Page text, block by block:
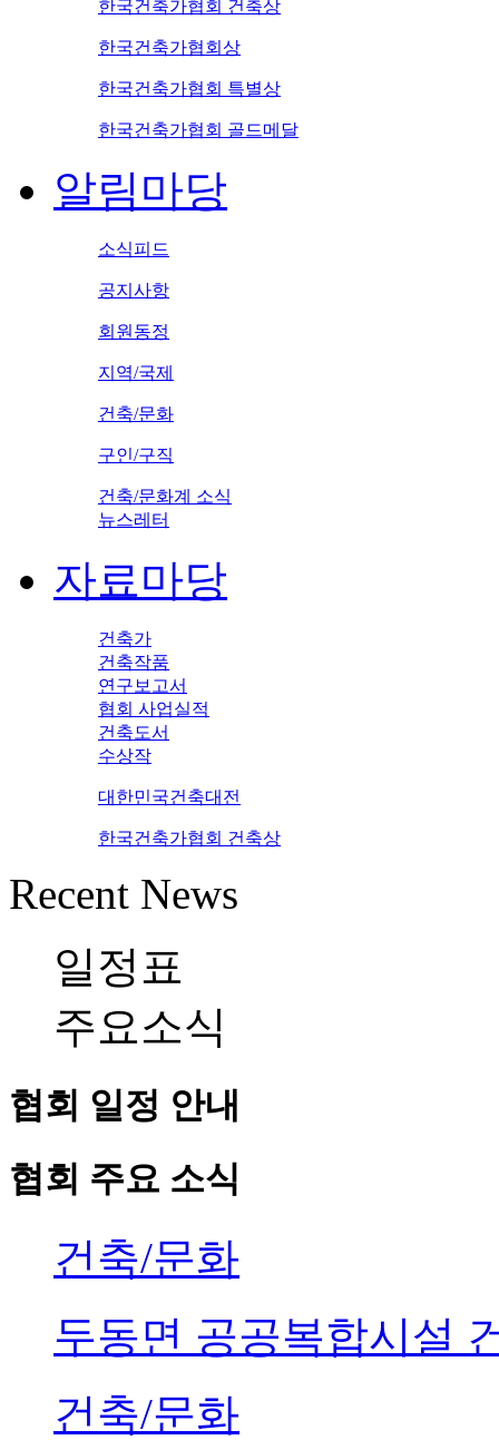
한국건축가협회 건축상
한국건축가협회상
한국건축가협회 특별상
한국건축가협회 골드메달
알림마당
소식피드
공지사항
회원동정
지역/국제
건축/문화
구인/구직
건축/문화계 소식
뉴스레터
자료마당
건축가
건축작품
연구보고서
협회 사업실적
건축도서
수상작
대한민국건축대전
한국건축가협회 건축상
Recent News
일정표
주요소식
협회 일정 안내
협회 주요 소식
건축/문화
두동면 공공복합시설
건축/문화